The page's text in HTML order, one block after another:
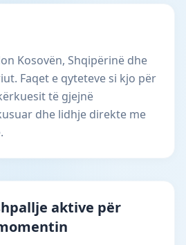
Kosovën, Shqipërinë dhe
Faqet e qyteteve si kjo për
të gjejnë
dhe lidhje direkte me
aktive për